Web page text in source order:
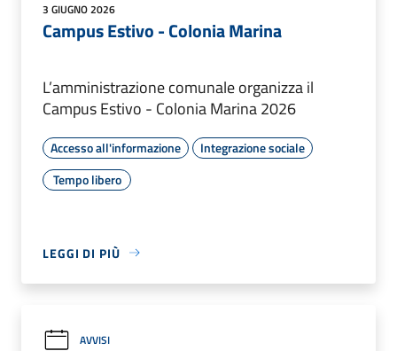
3 GIUGNO 2026
Campus Estivo - Colonia Marina
L’amministrazione comunale organizza il
Campus Estivo - Colonia Marina 2026
Accesso all'informazione
Integrazione sociale
Tempo libero
LEGGI DI PIÙ
AVVISI